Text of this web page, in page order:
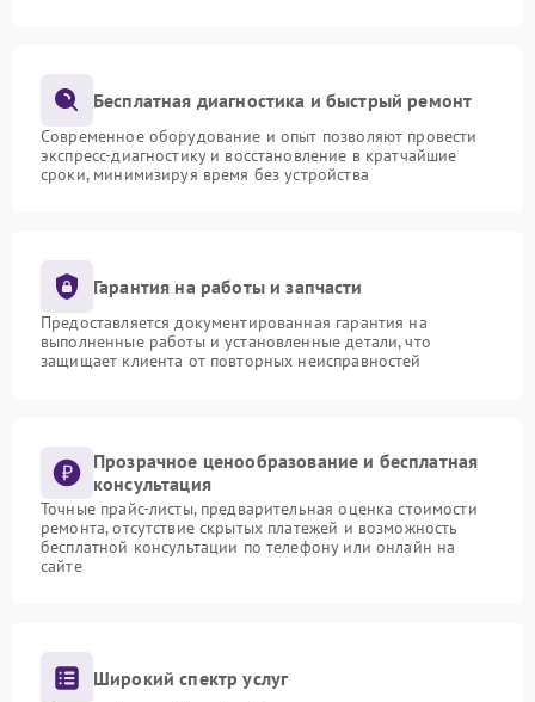
Бесплатная диагностика и быстрый ремонт
Современное оборудование и опыт позволяют провести
экспресс-диагностику и восстановление в кратчайшие
сроки, минимизируя время без устройства
Гарантия на работы и запчасти
Предоставляется документированная гарантия на
выполненные работы и установленные детали, что
защищает клиента от повторных неисправностей
Прозрачное ценообразование и бесплатная
консультация
Точные прайс-листы, предварительная оценка стоимости
ремонта, отсутствие скрытых платежей и возможность
бесплатной консультации по телефону или онлайн на
сайте
Широкий спектр услуг